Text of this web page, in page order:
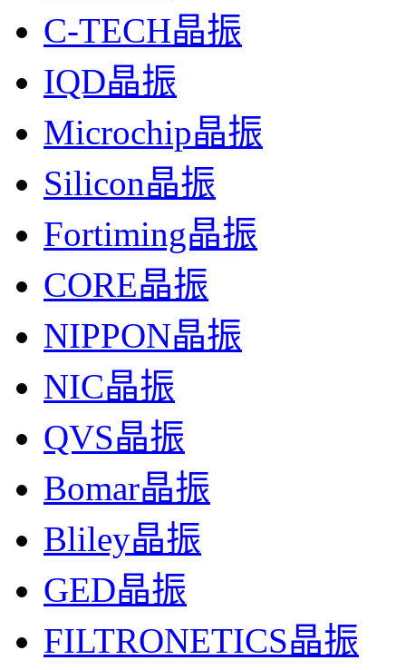
C-TECH晶振
IQD晶振
Microchip晶振
Silicon晶振
Fortiming晶振
CORE晶振
NIPPON晶振
NIC晶振
QVS晶振
Bomar晶振
Bliley晶振
GED晶振
FILTRONETICS晶振